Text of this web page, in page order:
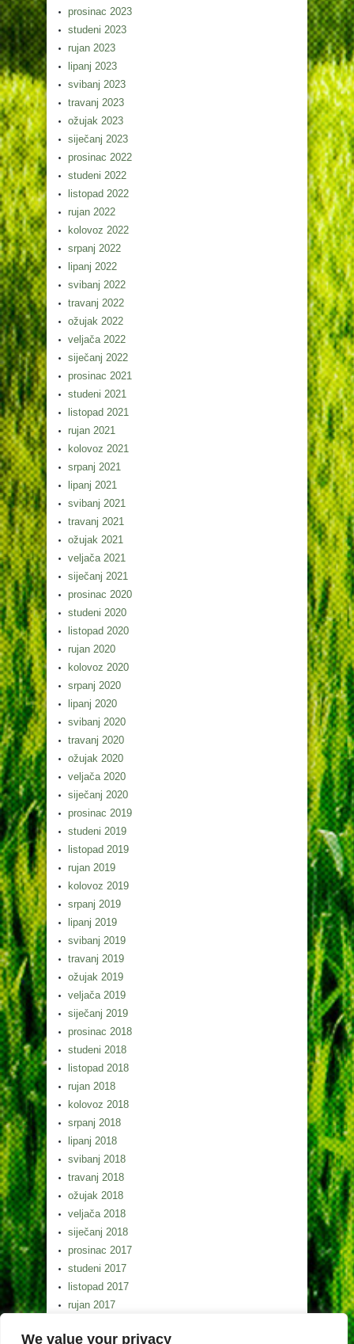
We value your privacy
prosinac 2023
studeni 2023
rujan 2023
lipanj 2023
svibanj 2023
travanj 2023
ožujak 2023
siječanj 2023
prosinac 2022
studeni 2022
listopad 2022
rujan 2022
kolovoz 2022
srpanj 2022
lipanj 2022
svibanj 2022
travanj 2022
ožujak 2022
veljača 2022
siječanj 2022
prosinac 2021
studeni 2021
listopad 2021
rujan 2021
kolovoz 2021
srpanj 2021
lipanj 2021
svibanj 2021
travanj 2021
ožujak 2021
veljača 2021
siječanj 2021
prosinac 2020
studeni 2020
listopad 2020
rujan 2020
kolovoz 2020
srpanj 2020
lipanj 2020
svibanj 2020
travanj 2020
ožujak 2020
veljača 2020
siječanj 2020
prosinac 2019
studeni 2019
listopad 2019
rujan 2019
kolovoz 2019
srpanj 2019
lipanj 2019
svibanj 2019
travanj 2019
ožujak 2019
veljača 2019
siječanj 2019
prosinac 2018
studeni 2018
listopad 2018
rujan 2018
kolovoz 2018
srpanj 2018
lipanj 2018
svibanj 2018
travanj 2018
ožujak 2018
veljača 2018
siječanj 2018
prosinac 2017
studeni 2017
listopad 2017
rujan 2017
srpanj 2017